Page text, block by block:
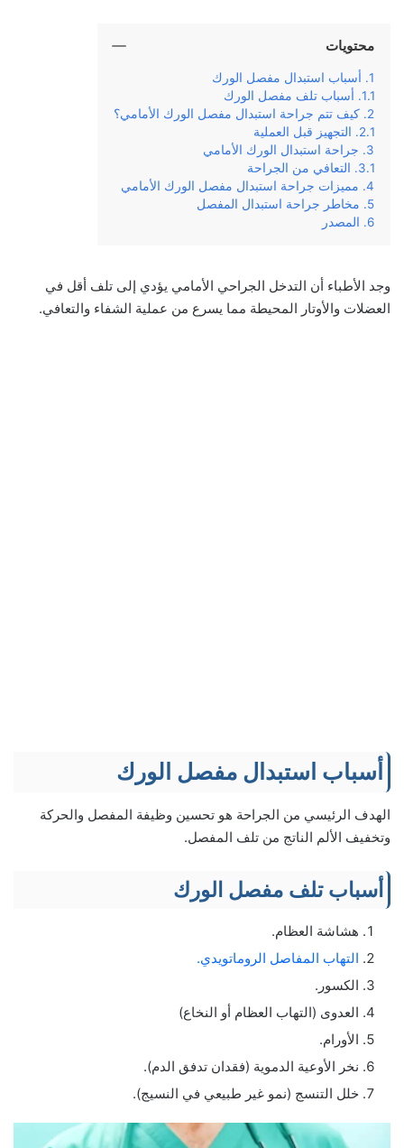
محتويات
أسباب استبدال مفصل الورك
أسباب تلف مفصل الورك
كيف تتم جراحة استبدال مفصل الورك الأمامي؟
التجهيز قبل العملية
جراحة استبدال الورك الأمامي
التعافي من الجراحة
مميزات جراحة استبدال مفصل الورك الأمامي
مخاطر جراحة استبدال المفصل
المصدر
وجد الأطباء أن التدخل الجراحي الأمامي يؤدي إلى تلف أقل في
العضلات والأوتار المحيطة مما يسرع من عملية الشفاء والتعافي.
أسباب استبدال مفصل الورك
الهدف الرئيسي من الجراحة هو تحسين وظيفة المفصل والحركة
وتخفيف الألم الناتج من تلف المفصل.
أسباب تلف مفصل الورك
هشاشة العظام.
التهاب المفاصل الروماتويدي.
الكسور.
العدوى (التهاب العظام أو النخاع)
الأورام.
نخر الأوعية الدموية (فقدان تدفق الدم).
خلل التنسج (نمو غير طبيعي في النسيج).